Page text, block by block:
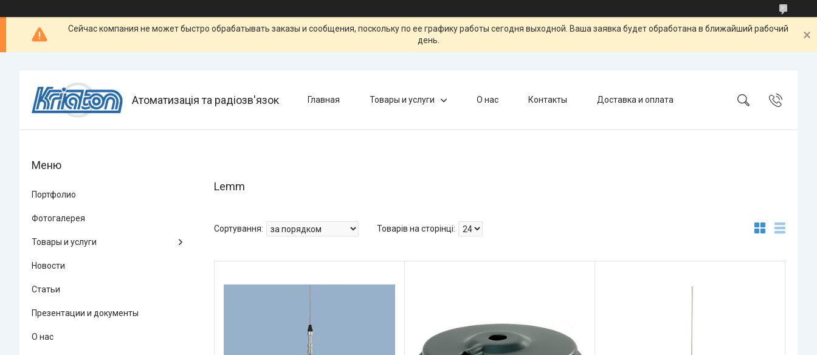
Сейчас компания не может быстро обрабатывать заказы и сообщения, поскольку по ее графику работы сегодня выходной. Ваша заявка будет обработана в ближайший рабочий
день.
Атоматизація та радіозв'язок Главная Товары и услуги О нас Контакты Доставка и оплата
Lemm
Портфолио
Фотогалерея
Товары и услуги
Новости
Статьи
Презентации и документы
О нас